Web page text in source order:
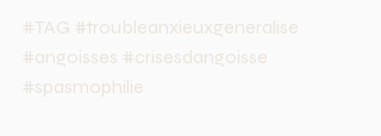
#TAG #troubleanxieuxgeneralise
#angoisses #crisesdangoisse
#spasmophilie